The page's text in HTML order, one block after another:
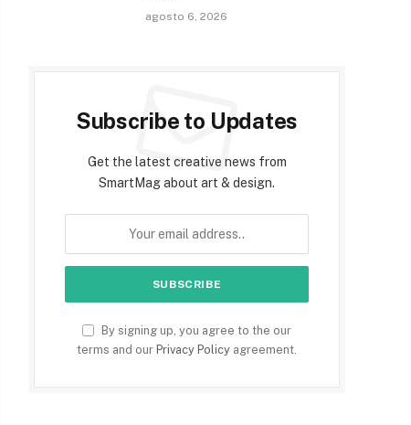
agosto 6, 2026
Subscribe to Updates
Get the latest creative news from
SmartMag about art & design.
By signing up, you agree to the our
terms and our Privacy Policy agreement.